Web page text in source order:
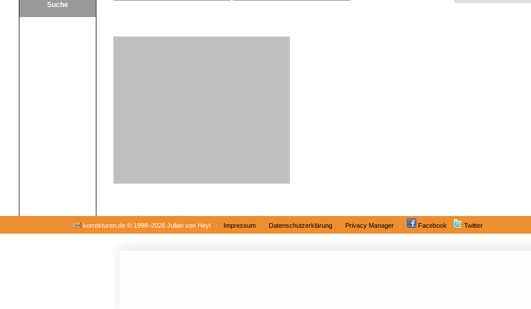
Suche
korrekturen.de © 1998–2026 Julian von Heyl · Impressum · Datenschutzerklärung · Privacy Manager · Facebook · Twitter